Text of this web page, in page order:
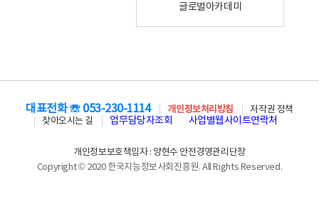
글로벌아카데미
대표전화 ☏ 053-230-1114 개인정보처리방침
저작권 정책
찾아오시는 길
업무담당자조회 사업별웹사이트연락처
개인정보보호책임자 : 양현수 안전경영관리단장
Copyright © 2020 한국지능정보사회진흥원. All Rights Reserved.